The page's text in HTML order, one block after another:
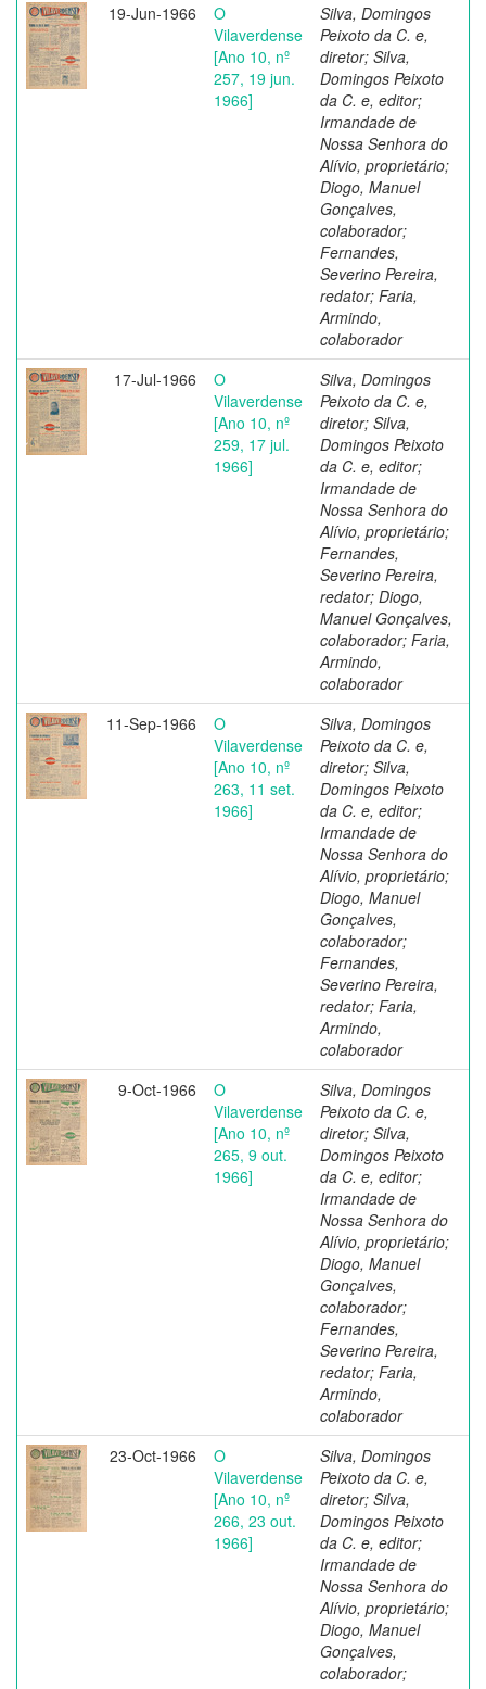
19-Jun-1966
O
Vilaverdense
[Ano 10, nº
257, 19 jun.
1966]
Silva, Domingos
Peixoto da C. e,
diretor; Silva,
Domingos Peixoto
da C. e, editor;
Irmandade de
Nossa Senhora do
Alívio, proprietário;
Diogo, Manuel
Gonçalves,
colaborador;
Fernandes,
Severino Pereira,
redator; Faria,
Armindo,
colaborador
17-Jul-1966
O
Vilaverdense
[Ano 10, nº
259, 17 jul.
1966]
Silva, Domingos
Peixoto da C. e,
diretor; Silva,
Domingos Peixoto
da C. e, editor;
Irmandade de
Nossa Senhora do
Alívio, proprietário;
Fernandes,
Severino Pereira,
redator; Diogo,
Manuel Gonçalves,
colaborador; Faria,
Armindo,
colaborador
11-Sep-1966
O
Vilaverdense
[Ano 10, nº
263, 11 set.
1966]
Silva, Domingos
Peixoto da C. e,
diretor; Silva,
Domingos Peixoto
da C. e, editor;
Irmandade de
Nossa Senhora do
Alívio, proprietário;
Diogo, Manuel
Gonçalves,
colaborador;
Fernandes,
Severino Pereira,
redator; Faria,
Armindo,
colaborador
9-Oct-1966
O
Vilaverdense
[Ano 10, nº
265, 9 out.
1966]
Silva, Domingos
Peixoto da C. e,
diretor; Silva,
Domingos Peixoto
da C. e, editor;
Irmandade de
Nossa Senhora do
Alívio, proprietário;
Diogo, Manuel
Gonçalves,
colaborador;
Fernandes,
Severino Pereira,
redator; Faria,
Armindo,
colaborador
23-Oct-1966
O
Vilaverdense
[Ano 10, nº
266, 23 out.
1966]
Silva, Domingos
Peixoto da C. e,
diretor; Silva,
Domingos Peixoto
da C. e, editor;
Irmandade de
Nossa Senhora do
Alívio, proprietário;
Diogo, Manuel
Gonçalves,
colaborador;